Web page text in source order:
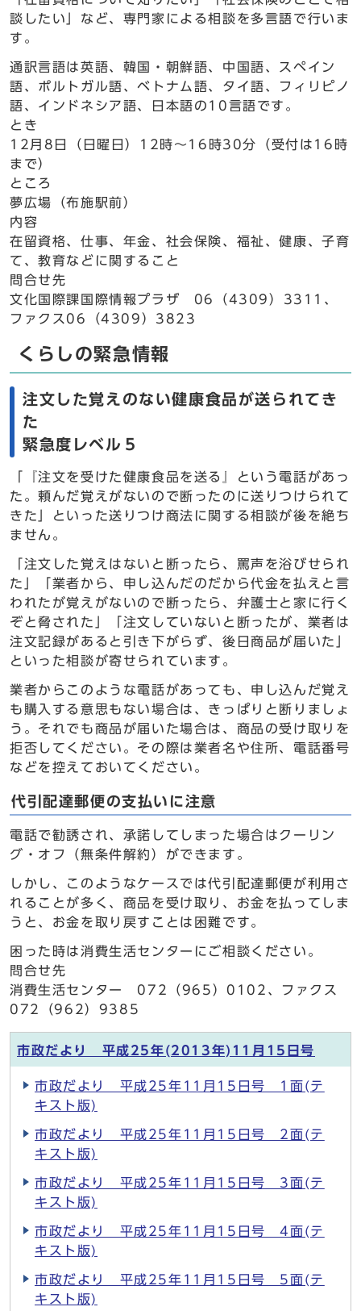
談したい」など、専門家による相談を多言語で行いま
す。
通訳言語は英語、韓国・朝鮮語、中国語、スペイン
語、ポルトガル語、ベトナム語、タイ語、フィリピノ
語、インドネシア語、日本語の10言語です。
とき
12月8日（日曜日）12時～16時30分（受付は16時
まで）
ところ
夢広場（布施駅前）
内容
在留資格、仕事、年金、社会保険、福祉、健康、子育
て、教育などに関すること
問合せ先
文化国際課国際情報プラザ 06（4309）3311、
ファクス06（4309）3823
くらしの緊急情報
注文した覚えのない健康食品が送られてき
た
緊急度レベル５
「『注文を受けた健康食品を送る』という電話があっ
た。頼んだ覚えがないので断ったのに送りつけられて
きた」といった送りつけ商法に関する相談が後を絶ち
ません。
「注文した覚えはないと断ったら、罵声を浴びせられ
た」「業者から、申し込んだのだから代金を払えと言
われたが覚えがないので断ったら、弁護士と家に行く
ぞと脅された」「注文していないと断ったが、業者は
注文記録があると引き下がらず、後日商品が届いた」
といった相談が寄せられています。
業者からこのような電話があっても、申し込んだ覚え
も購入する意思もない場合は、きっぱりと断りましょ
う。それでも商品が届いた場合は、商品の受け取りを
拒否してください。その際は業者名や住所、電話番号
などを控えておいてください。
代引配達郵便の支払いに注意
電話で勧誘され、承諾してしまった場合はクーリン
グ・オフ（無条件解約）ができます。
しかし、このようなケースでは代引配達郵便が利用さ
れることが多く、商品を受け取り、お金を払ってしま
うと、お金を取り戻すことは困難です。
困った時は消費生活センターにご相談ください。
問合せ先
消費生活センター 072（965）0102、ファクス
072（962）9385
市政だより 平成25年(2013年)11月15日号
市政だより 平成25年11月15日号 1面(テ
キスト版)
市政だより 平成25年11月15日号 2面(テ
キスト版)
市政だより 平成25年11月15日号 3面(テ
キスト版)
市政だより 平成25年11月15日号 4面(テ
キスト版)
市政だより 平成25年11月15日号 5面(テ
キスト版)